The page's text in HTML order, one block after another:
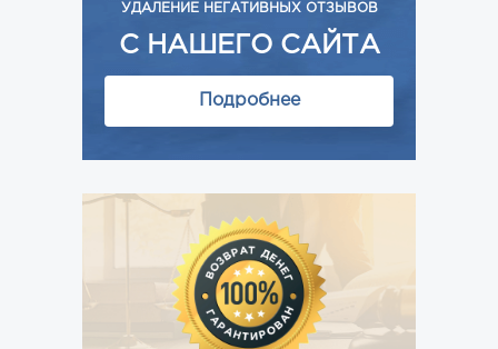
УДАЛЕНИЕ НЕГАТИВНЫХ ОТЗЫВОВ
С НАШЕГО САЙТА
Подробнее